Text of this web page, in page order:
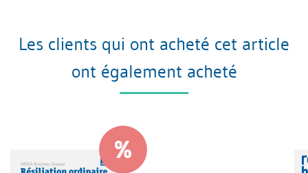
Les clients qui ont acheté cet article
ont également acheté